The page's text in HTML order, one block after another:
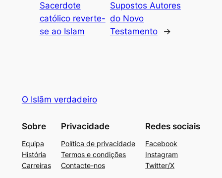
Sacerdote
católico reverte-
se ao Islam
Supostos Autores
do Novo
Testamento
→
O Islãm verdadeiro
Sobre
Equipa
História
Carreiras
Privacidade
Política de privacidade
Termos e condições
Contacte-nos
Redes sociais
Facebook
Instagram
Twitter/X